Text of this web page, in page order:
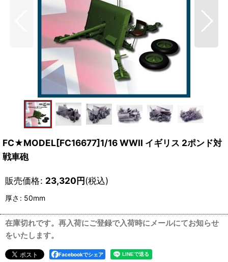
FC★MODEL[FC16677]1/16 WWII イギリス 2ポンド対
戦車砲
販売価格: 23,320円(税込)
厚さ : 50mm
在庫切れです。再入荷にご登録で入荷時にメールにてお知らせ
をいたします。
Facebookでシェア